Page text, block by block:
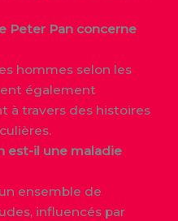
Peter Pan concerne
hommes selon les
également
à travers des histoires
est-il une maladie
ensemble de
influencés par